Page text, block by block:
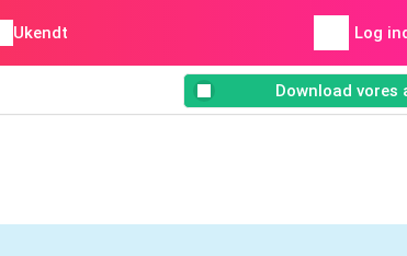
Ukendt Log
Download vores